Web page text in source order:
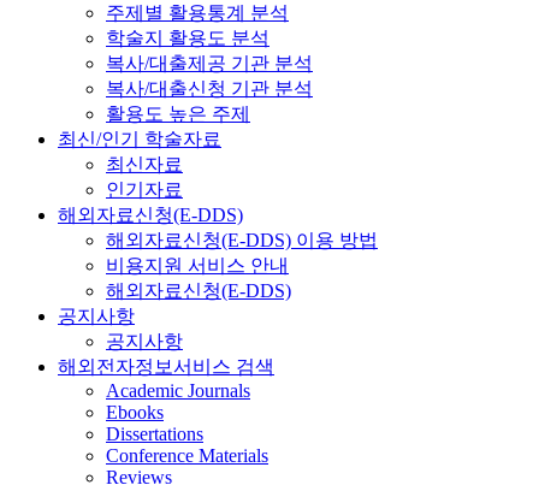
주제별 활용통계 분석
학술지 활용도 분석
복사/대출제공 기관 분석
복사/대출신청 기관 분석
활용도 높은 주제
최신/인기 학술자료
최신자료
인기자료
해외자료신청(E-DDS)
해외자료신청(E-DDS) 이용 방법
비용지원 서비스 안내
해외자료신청(E-DDS)
공지사항
공지사항
해외전자정보서비스 검색
Academic Journals
Ebooks
Dissertations
Conference Materials
Reviews